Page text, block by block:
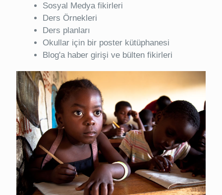
Sosyal Medya fikirleri
Ders Örnekleri
Ders planları
Okullar için bir poster kütüphanesi
Blog'a haber girişi ve bülten fikirleri